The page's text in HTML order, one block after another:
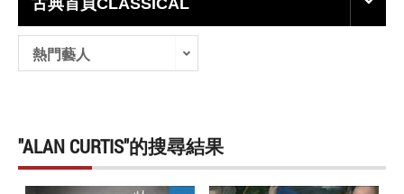
古典首頁CLASSICAL
熱門藝人
"ALAN CURTIS"的搜尋結果